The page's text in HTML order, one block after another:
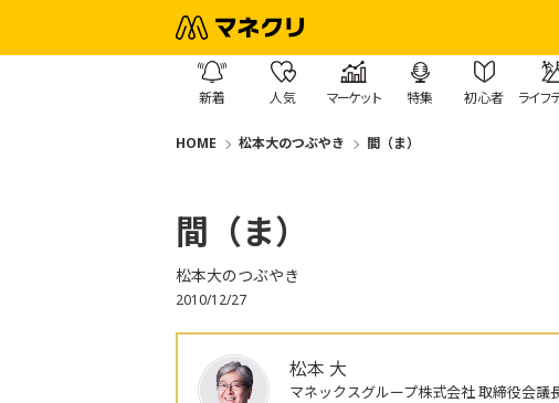
新着 人気 マーケット 特集 初心者 ライフ
HOME 松本大のつぶやき 間（ま）
間（ま）
松本大のつぶやき
2010/12/27
松本 大
マネックスグループ株式会社 取締役会議